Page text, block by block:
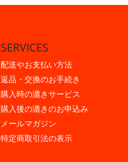
SERVICES
配送やお支払い方法
返品・交換のお手続き
購入時の漉きサービス
購入後の漉きのお申込み
メールマガジン
特定商取引法の表示